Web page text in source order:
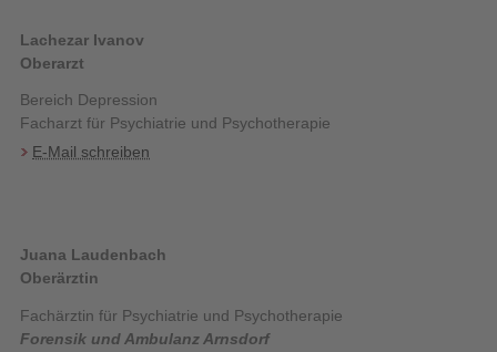
Lachezar Ivanov
Oberarzt
Bereich Depression
Facharzt für Psychiatrie und Psychotherapie
E-Mail schreiben
Juana Laudenbach
Oberärztin
Fachärztin für Psychiatrie und Psychotherapie
Forensik und Ambulanz Arnsdorf